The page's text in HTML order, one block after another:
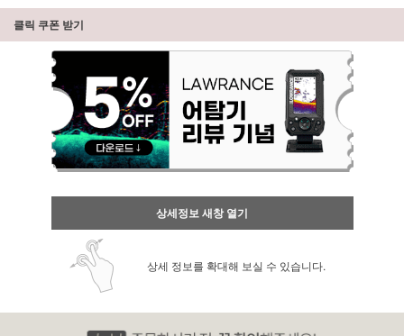
클릭 쿠폰 받기
상세정보 새창 열기
상세 정보를 확대해 보실 수 있습니다.